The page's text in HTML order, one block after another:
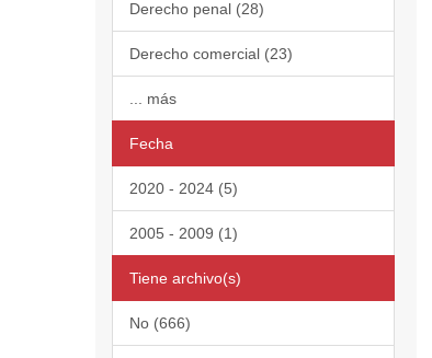
Derecho penal (28)
Derecho comercial (23)
... más
Fecha
2020 - 2024 (5)
2005 - 2009 (1)
Tiene archivo(s)
No (666)